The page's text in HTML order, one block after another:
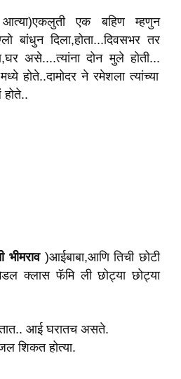
एक बहिण म्हणुन
बांधुन दिला,होता...दिवसभर तर
असे....त्यांना दोन मुले होती...
होते..दामोदर ने रमेशला त्यांच्या
भीमराव)आईबाबा,आणि तिची छोटी
क्लास फॅमि ली छोट्या छोट्या
आई घरातच असते.
शिकत होत्या.